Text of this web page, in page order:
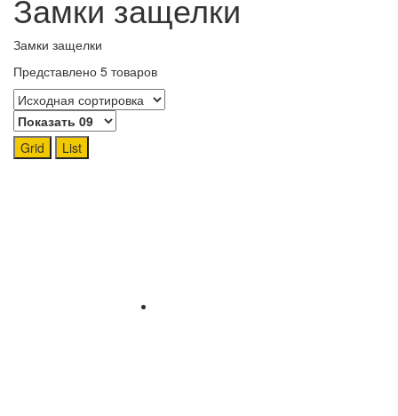
Замки защелки
Представлено 5 товаров
Grid List